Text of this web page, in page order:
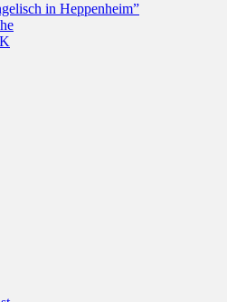
in Heppenheim”